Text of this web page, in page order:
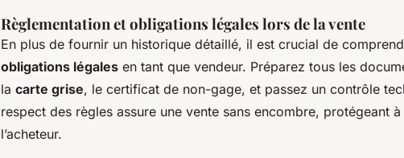
Règlementation et obligations légales lors de la vente
En plus de fournir un historique détaillé, il est crucial de
obligations légales en tant que vendeur. Préparez tous les
la carte grise, le certificat de non-gage, et passez un contrôle
respect des règles assure une vente sans encombre, protégeant
l’acheteur.